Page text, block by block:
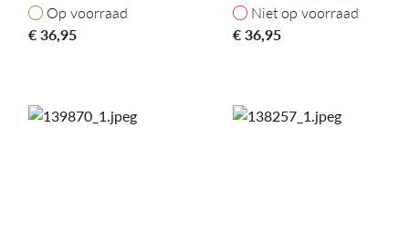
Op voorraad
Op voorraad
€36,95
Niet op voorraad
Niet op voorraad
€36,95